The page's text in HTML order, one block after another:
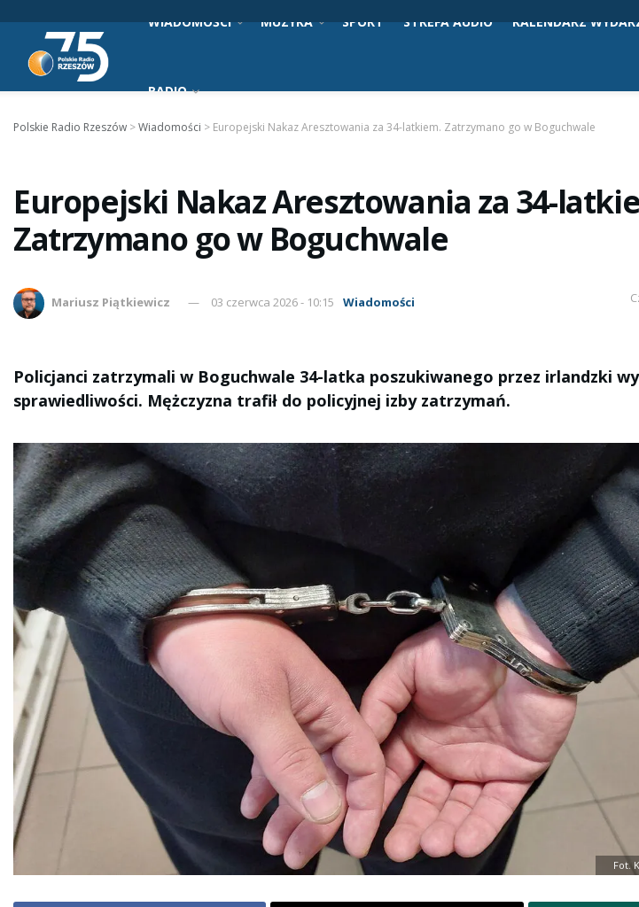
WIADOMOŚCI MUZYKA SPORT STREFA AUDIO KALENDARZ
RADIO
Polskie Radio Rzeszów >Wiadomości > Europejski Nakaz Aresztowania za 34-latkiem. Zatrzymano go w Boguchwale
Europejski Nakaz Aresztowania za 34-
Zatrzymano go w Boguchwale
Mariusz Piątkiewicz 03 czerwca 2026 - 10:15 Wiadomości
Policjanci zatrzymali w Boguchwale 34-latka poszukiwanego przez irlandzki
sprawiedliwości. Mężczyzna trafił do policyjnej izby zatrzymań.
Fot.